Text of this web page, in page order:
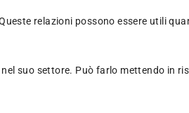
relazioni possono essere utili
suo settore. Può farlo mettendo in